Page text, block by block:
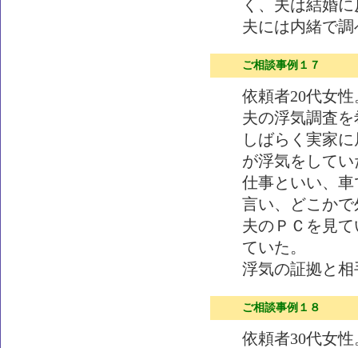
く、夫は結婚
夫には内緒で
ご相談事例１７
依頼者20代女
夫の浮気調査
しばらく実家
が浮気をして
仕事といい、
言い、どこか
夫のＰＣを見
ていた。
浮気の証拠と
ご相談事例１８
依頼者30代女